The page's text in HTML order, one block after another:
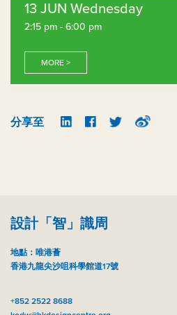
13 JUN Wednesday
2:15 pm - 6:00 pm
MORE >
分享至
設計「智」識周
地點：唯港薈
香港九龍尖沙咀科學館道17號
+852 2522 8688